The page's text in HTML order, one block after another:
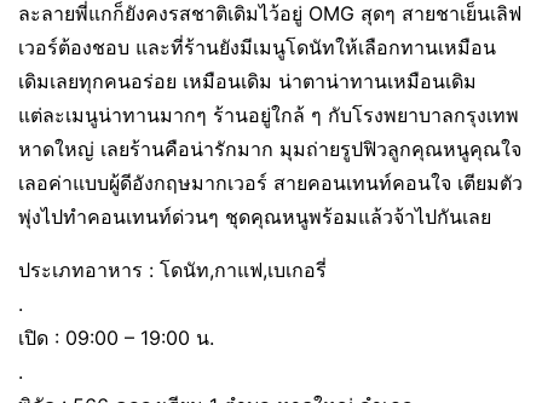
ละลายพี่แกก็ยังคงรสชาติเดิมไว้อยู่ OMG สุดๆ สายชาเย็นเลิฟ
เวอร์ต้องชอบ และที่ร้านยังมีเมนูโดนัทให้เลือกทานเหมือน
เดิมเลยทุกคนอร่อย เหมือนเดิม น่าตาน่าทานเหมือนเดิม
แต่ละเมนูน่าทานมากๆ ร้านอยู่ใกล้ ๆ กับโรงพยาบาลกรุงเทพ
หาดใหญ่ เลยร้านคือน่ารักมาก มุมถ่ายรูปฟิวลูกคุณหนูคุณใจ
เลอค่าแบบผู้ดีอังกฤษมากเวอร์ สายคอนเทนท์คอนใจ เตียมตัว
พุ่งไปทำคอนเทนท์ด่วนๆ ชุดคุณหนูพร้อมแล้วจ้าไปกันเลย
ประเภทอาหาร : โดนัท,กาแฟ,เบเกอรี่
.
เปิด : 09:00 – 19:00 น.
.